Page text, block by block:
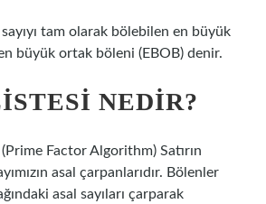
tam olarak bölebilen en büyük
en büyük ortak böleni (EBOB) denir.
NEDIR?
Factor Algorithm) Satırın
asal çarpanlarıdır. Bölenler
asal sayıları çarparak